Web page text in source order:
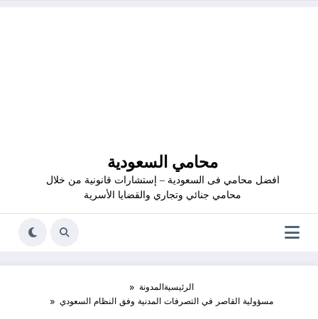
محامي السعودية
افضل محامي فى السعودية – إستشارات قانونية من خلال
محامي جنائي وتجاري والقضايا الأسرية
الرئيسيةالمدونة
مسؤولية القاصر في التصرفات المدنية وفق النظام السعودي